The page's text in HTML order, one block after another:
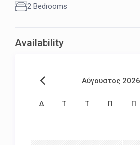
2 Bedrooms
Availability
Αύγουστος 2026
Δ Τ Τ Π Π